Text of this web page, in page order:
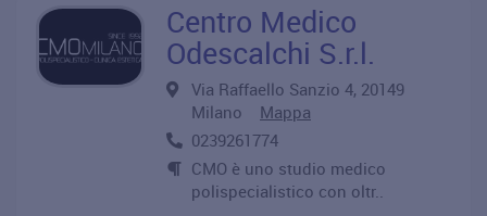
Centro Medico
Odescalchi S.r.l.
Via Raffaello Sanzio 4, 20149
Milano Mappa
0239261774
CMO è uno studio medico
polispecialistico con oltr..